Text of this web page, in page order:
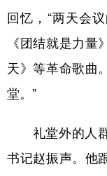
回忆，“两天会
《团结就是力量
天》等革命歌曲
堂。”
礼堂外的人群
书记赵振声。他